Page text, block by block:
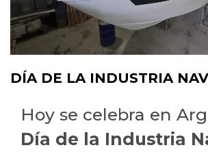
DÍA DE LA INDUSTRIA
Hoy se celebra en
Día de la Industria